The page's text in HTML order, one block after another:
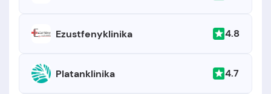
Ezustfenyklinika 4.8
Platanklinika 4.7